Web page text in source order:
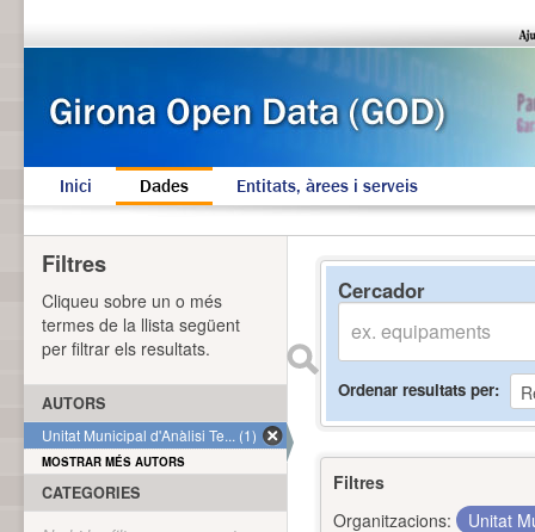
Inici Dades Entitats, àrees i serveis
Cercador
Ordenar resultats per
Filtres
Organitzacions:
Unitat
Filtres
Cliqueu sobre un o més
termes de la llista següent
per filtrar els resultats.
AUTORS
Unitat Municipal d'Anàlisi Te... (1)
MOSTRAR MÉS AUTORS
CATEGORIES